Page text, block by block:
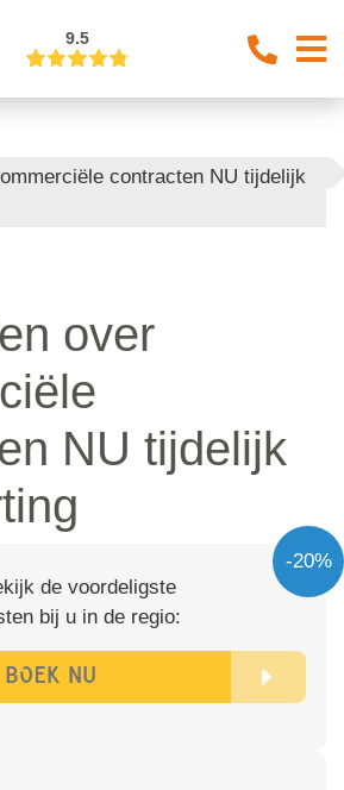
9.5
contracten NU tijdelijk
over
NU tijdelijk
-20%
de voordeligste
bij u in de regio: